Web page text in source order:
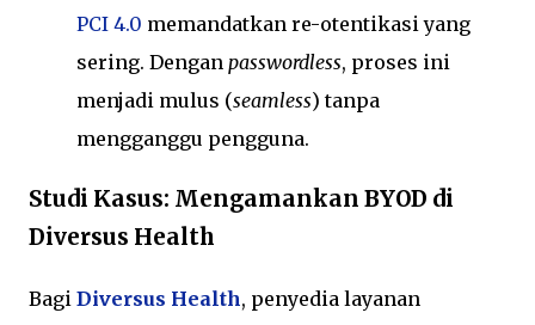
PCI 4.0 memandatkan re-otentikasi yang
sering. Dengan passwordless, proses ini
menjadi mulus (seamless) tanpa
mengganggu pengguna.
Studi Kasus: Mengamankan BYOD di
Diversus Health
Bagi Diversus Health, penyedia layanan